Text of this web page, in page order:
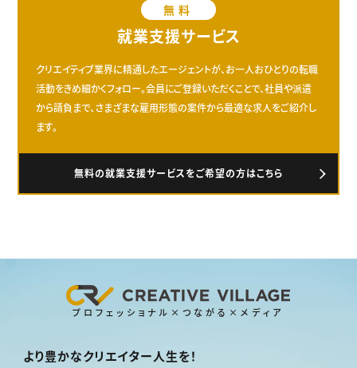
無料
就業支援サービス
クリエイティブ業界に精通したエージェントが、お一人おひとりの転職
活動をきめ細かくフォロー。会員にご登録いただくことで、社員や派遣
から請負まで、さまざまな雇用形態の案件から最適な求人をご紹介し
ます。
無料の就業支援サービスをご希望の方はこちら
プロフェッショナル×つながる×メディア
より豊かなクリエイター人生を！